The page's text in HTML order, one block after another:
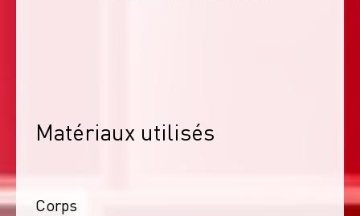
Matériaux utilisés
Corps